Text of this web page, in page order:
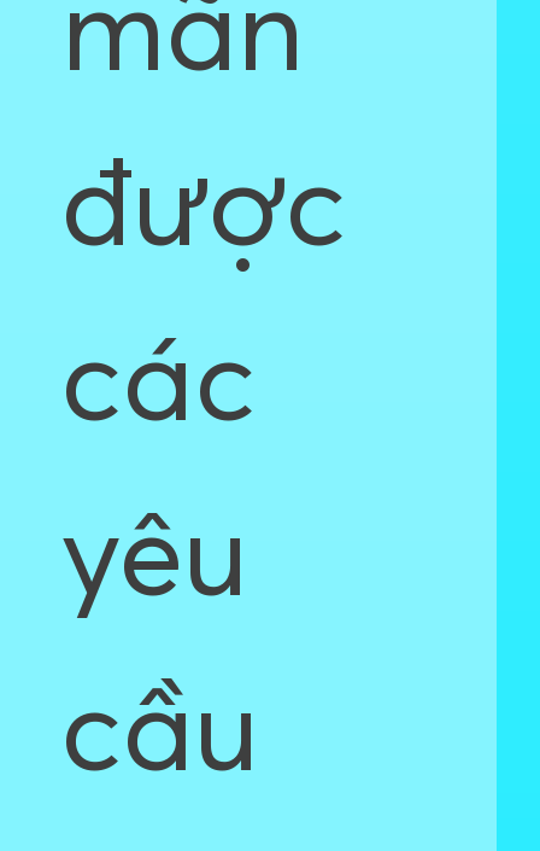
mãn
được
các
yêu
cầu